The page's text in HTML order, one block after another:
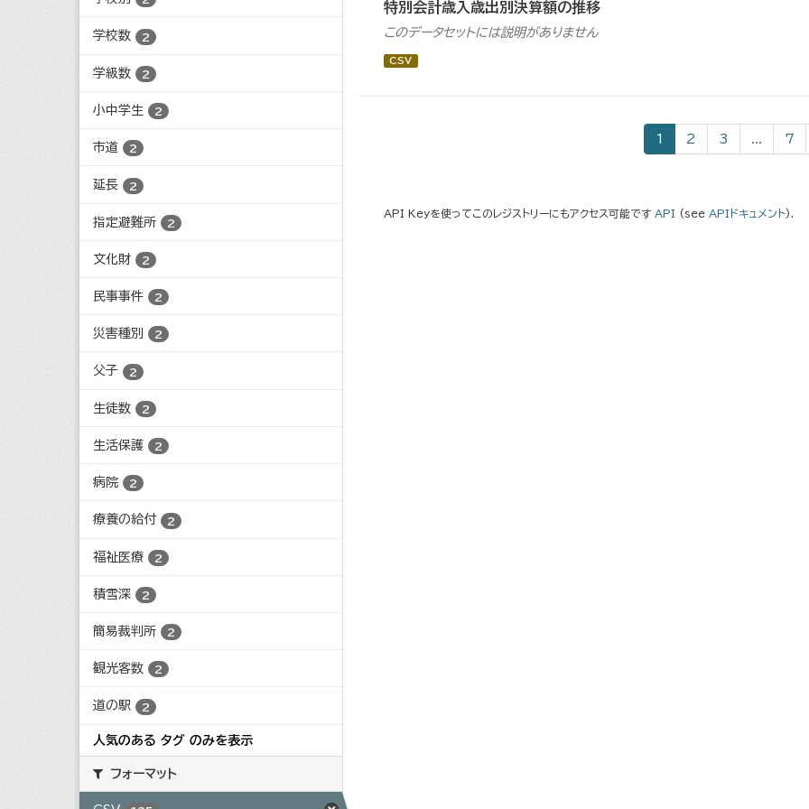
学校数 2
学級数 2
小中学生 2
市道 2
延長 2
指定避難所 2
文化財 2
民事事件 2
災害種別 2
父子 2
生徒数 2
生活保護 2
病院 2
療養の給付 2
福祉医療 2
積雪深 2
簡易裁判所 2
観光客数 2
道の駅 2
人気のある タグ のみを表示
フォーマット
特別会計歳入歳出別決算額の推移
このデータセットには説明がありません
CSV
1 2 3 ... 7
API Keyを使ってこのレジストリーにもアクセス可能です API (see APIドキュメント).